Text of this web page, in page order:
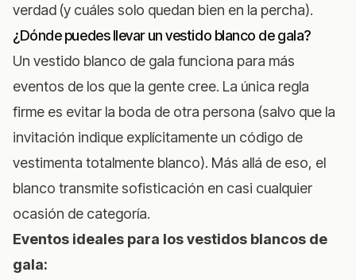
verdad (y cuáles solo quedan bien en la percha).
¿Dónde puedes llevar un vestido blanco de gala?
Un vestido blanco de gala funciona para más
eventos de los que la gente cree. La única regla
firme es evitar la boda de otra persona (salvo que la
invitación indique explícitamente un código de
vestimenta totalmente blanco). Más allá de eso, el
blanco transmite sofisticación en casi cualquier
ocasión de categoría.
Eventos ideales para los vestidos blancos de
gala: